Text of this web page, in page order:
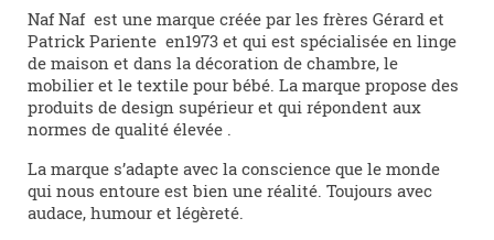
Naf Naf est une marque créée par les frères Gérard et
Patrick Pariente en1973 et qui est spécialisée en linge
de maison et dans la décoration de chambre, le
mobilier et le textile pour bébé. La marque propose des
produits de design supérieur et qui répondent aux
normes de qualité élevée .
La marque s’adapte avec la conscience que le monde
qui nous entoure est bien une réalité. Toujours avec
audace, humour et légèreté.